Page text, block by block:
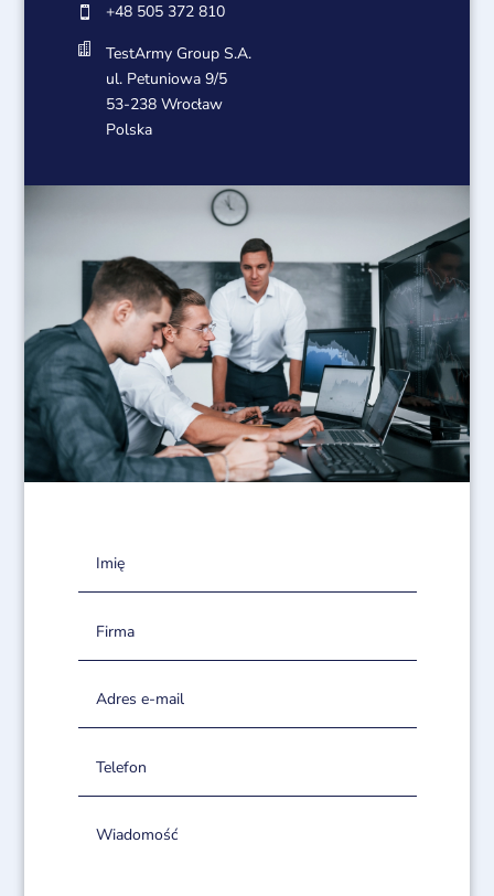
 +48 505 372 810

TestArmy Group S.A.
ul. Petuniowa 9/5
53-238 Wrocław
Polska